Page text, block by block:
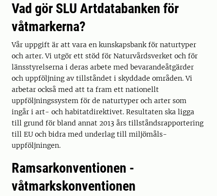
Vad gör SLU Artdatabanken för
våtmarkerna?
Vår uppgift är att vara en kunskapsbank för naturtyper
och arter. Vi utgör ett stöd för Naturvårdsverket och för
länsstyrelserna i deras arbete med bevarandeåtgärder
och uppföljning av tillståndet i skyddade områden. Vi
arbetar också med att ta fram ett nationellt
uppföljningssystem för de naturtyper och arter som
ingår i art- och habitatdirektivet. Resultaten ska ligga
till grund för bland annat 2013 års tillståndsrapportering
till EU och bidra med underlag till miljömåls­
uppföljningen.
Ramsarkonventionen -
våtmarkskonventionen